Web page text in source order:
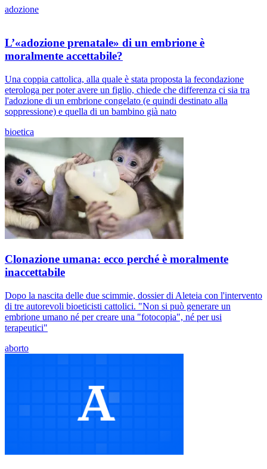
adozione
L’«adozione prenatale» di un embrione è
moralmente accettabile?
Una coppia cattolica, alla quale è stata proposta la fecondazione
eterologa per poter avere un figlio, chiede che differenza ci sia tra
l'adozione di un embrione congelato (e quindi destinato alla
soppressione) e quella di un bambino già nato
bioetica
Clonazione umana: ecco perché è moralmente
inaccettabile
Dopo la nascita delle due scimmie, dossier di Aleteia con l'intervento
di tre autorevoli bioeticisti cattolici. "Non si può generare un
embrione umano né per creare una "fotocopia", né per usi
terapeutici"
aborto